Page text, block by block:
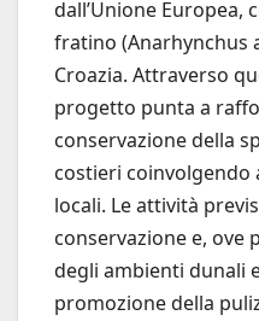
dall’Unione Europea,
fratino (Anarhynchus
Croazia. Attraverso
progetto punta a
conservazione della
costieri coinvolgendo
locali. Le attività
conservazione e, ove
degli ambienti dunali
promozione della